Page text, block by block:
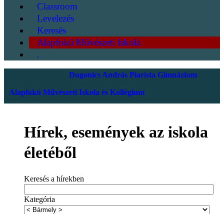
Classroom
Levelezés
Keresés
Alapfokú Művészeti Iskola
.
Dugonics András Piarista Gimnázium
Alapfokú Művészeti Iskola és Kollégium
Hírek, események az iskola
életéből
Keresés a hírekben
Kategória